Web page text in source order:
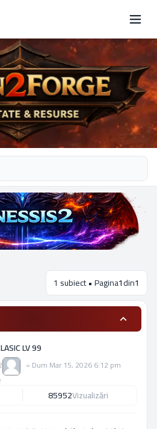
1 subiect • Pagina1din1
LV 99
» Dum Mar 15, 2026 6:12 pm
85952Vizualizări